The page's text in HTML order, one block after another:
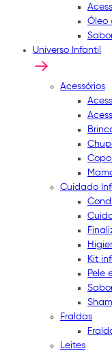
Óleo
Universo Infantil
Acessórios
Cuidado
Kit
Pele
Fraldas
Leites